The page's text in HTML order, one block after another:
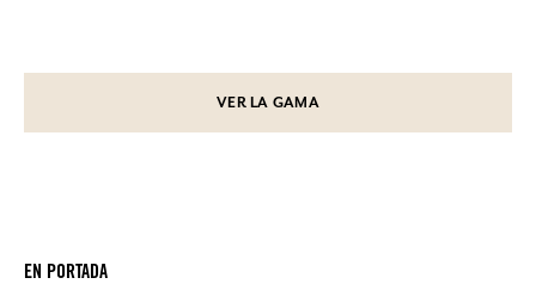
VER LA GAMA
EN PORTADA